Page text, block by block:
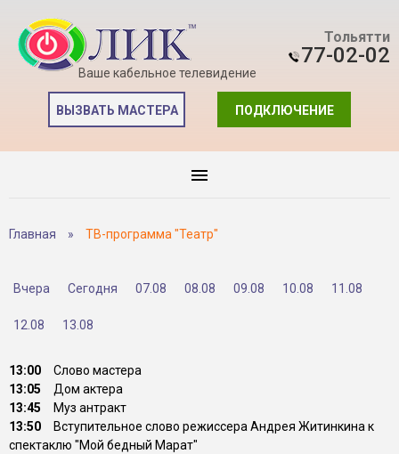
Ваше кабельное телевидение
Тольятти
77-02-02
ПОДКЛЮЧЕНИЕ
ВЫЗВАТЬ МАСТЕРА
Главная » ТВ-программа "Театр"
Вчера Сегодня 07.08 08.08 09.08 10.08 11.08
12.08 13.08
13:00
Слово мастера
13:05
Дом актера
13:45
Муз антракт
13:50
Вступительное слово режиссера Андрея Житинкина к
спектаклю "Мой бедный Марат"